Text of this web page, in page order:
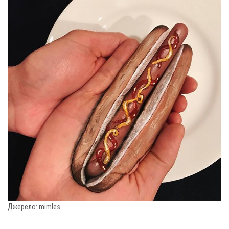
Джерело: mimles